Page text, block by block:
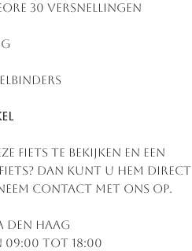
30 Versnellingen
fiets te bekijken en een
Dan kunt u hem direct
contact met ons op.
Den Haag
09:00 tot 18:00